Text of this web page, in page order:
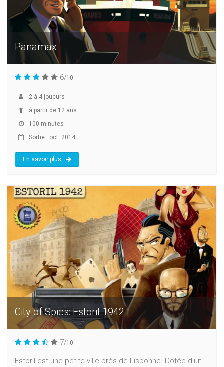
Panamax
6/10
2 à 4 joueurs
à partir de 12 ans
100 minutes
Sortie : oct. 2014
En savoir plus
City of Spies: Estoril 1942
7/10
Estoril est une petite ville près de Lisbonne. Dotée d'un